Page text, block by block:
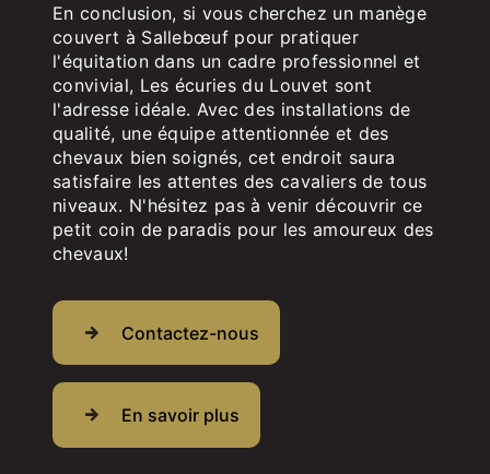
En conclusion, si vous cherchez un manège
couvert à Sallebœuf pour pratiquer
l'équitation dans un cadre professionnel et
convivial, Les écuries du Louvet sont
l'adresse idéale. Avec des installations de
qualité, une équipe attentionnée et des
chevaux bien soignés, cet endroit saura
satisfaire les attentes des cavaliers de tous
niveaux. N'hésitez pas à venir découvrir ce
petit coin de paradis pour les amoureux des
chevaux!
En savoir plus
Contactez-nous